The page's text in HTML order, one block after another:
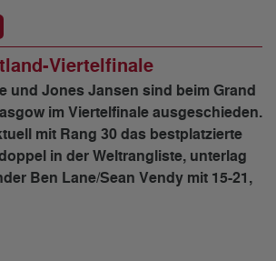
Viertelfinale
und Jones Jansen sind beim Grand
im Viertelfinale ausgeschieden.
mit Rang 30 das bestplatzierte
in der Weltrangliste, unterlag
Ben Lane/Sean Vendy mit 15-21,